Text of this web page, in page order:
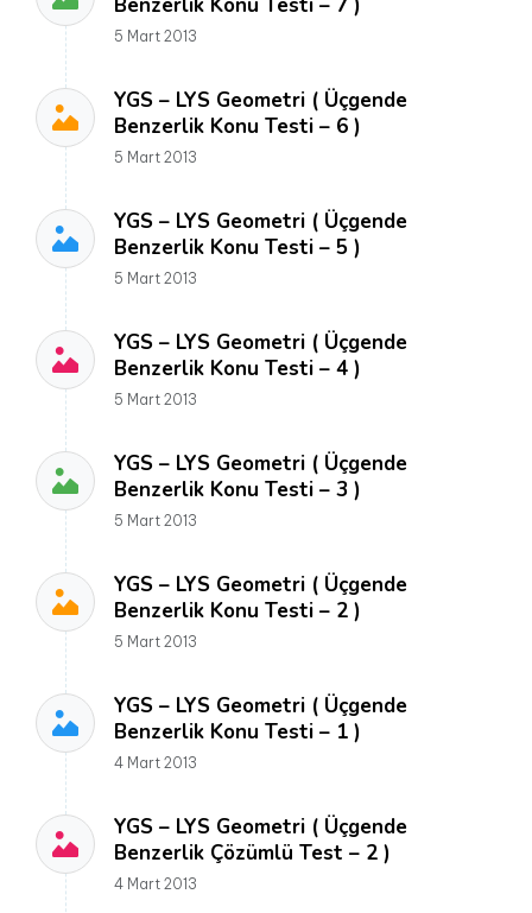
5 Mart 2013
YGS – LYS Geometri ( Üçgende
Benzerlik Konu Testi – 6 )
5 Mart 2013
YGS – LYS Geometri ( Üçgende
Benzerlik Konu Testi – 5 )
5 Mart 2013
YGS – LYS Geometri ( Üçgende
Benzerlik Konu Testi – 4 )
5 Mart 2013
YGS – LYS Geometri ( Üçgende
Benzerlik Konu Testi – 3 )
5 Mart 2013
YGS – LYS Geometri ( Üçgende
Benzerlik Konu Testi – 2 )
5 Mart 2013
YGS – LYS Geometri ( Üçgende
Benzerlik Konu Testi – 1 )
4 Mart 2013
YGS – LYS Geometri ( Üçgende
Benzerlik Çözümlü Test – 2 )
4 Mart 2013